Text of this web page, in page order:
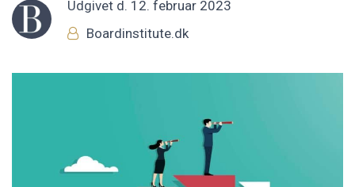
Udgivet d. 12. februar 2023
Boardinstitute.dk